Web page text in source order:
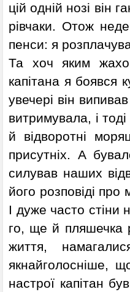
цій одній нозі він
рівчаки. Отож
пенси: я
Та хоч яким
капітана я боявся
увечері він
витримувала, і тоді
й відворотні
присутніх. А
силував наших
його розповіді про
І дуже часто
го, ще й пляшечка
життя,
якнайголосніше,
настрої капітан